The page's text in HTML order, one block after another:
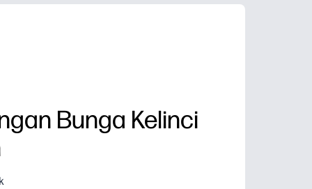
Printer
Bunga Kelinci